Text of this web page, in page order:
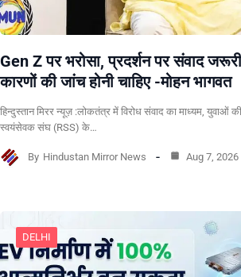
Gen Z पर भरोसा, प्रदर्शन पर संवाद
कारणों की जांच होनी चाहिए -मोहन भागवत
हिन्दुस्तान मिरर न्यूज़ :लोकतंत्र में विरोध संवाद का माध्यम, युवाओं
स्वयंसेवक संघ (RSS) के…
By Hindustan Mirror News Aug 7, 2026
DELHI